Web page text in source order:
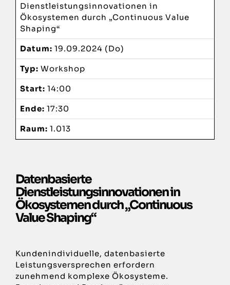
Veranstaltungsort
Organisatoren
Dienstleistungsinnovationen in
Ökosystemen durch „Continuous Value
Shaping“
Datum: 19.09.2024 (Do)
Typ: Workshop
Start: 14:00
Ende: 17:30
Raum: 1.013
Datenbasierte
Dienstleistungsinnovationen in
Ökosystemen durch „Continuous
Value Shaping“
Kundenindividuelle, datenbasierte
Leistungsversprechen erfordern
zunehmend komplexe Ökosysteme.